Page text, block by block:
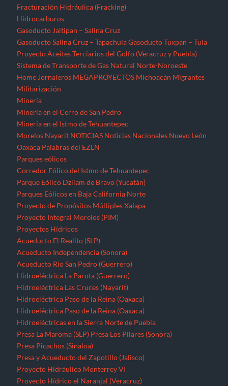
Fracturación Hidráulica (Fracking)
Hidrocarburos
Gasoducto Jaltipan – Salina Cruz
Gasoducto Salina Cruz – Tapachula Gasoducto Tuxpan – Tula
Proyecto Aceites Terciarios del Golfo (Veracruz y Puebla)
Sistema de Transporte de Gas Natural Norte-Noroeste
Home Jornaleros MEGAPROYECTOS Michoacán Migrantes
Militarización
Minería
Minería en el Cerro de San Pedro
Minería en el Istmo de Tehuantepec
Morelos Nayarit NOTICIAS Noticias Nacionales Nuevo León
Oaxaca Palabras del EZLN
Parques eólicos
Corredor Eólico del Istmo de Tehuantepec
Parque Eólico Dzilam de Bravo (Yucatán)
Parques Eólicos en Baja California Norte
Proyecto de Propósitos Múltiples Xalapa
Proyecto Integral Morelos (PIM)
Proyectos Hídricos
Acueducto El Realito (SLP)
Acueducto Independencia (Sonora)
Acueducto Río San Pedro (Guerrero)
Hidroeléctrica La Parota (Guerrero)
Hidroeléctrica Las Cruces (Nayarit)
Hidroeléctrica Paso de la Reina (Oaxaca)
Hidroeléctrica Paso de la Reina (Oaxaca)
Hidroeléctricas en la Sierra Norte de Puebla
Presa La Maroma (SLP) Presa Los Pilares (Sonora)
Presa Picachos (Sinaloa)
Presa y Acueducto del Zapotillo (Jalisco)
Proyecto Hidráulico Monterrey VI
Proyecto Hídrico el Naranjal (Veracruz)